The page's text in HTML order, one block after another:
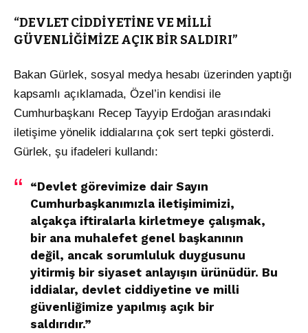
“DEVLET CİDDİYETİNE VE MİLLİ
GÜVENLİĞİMİZE AÇIK BİR SALDIRI”
Bakan Gürlek, sosyal medya hesabı üzerinden yaptığı
kapsamlı açıklamada, Özel’in kendisi ile
Cumhurbaşkanı Recep Tayyip Erdoğan arasındaki
iletişime yönelik iddialarına çok sert tepki gösterdi.
Gürlek, şu ifadeleri kullandı:
“Devlet görevimize dair Sayın
Cumhurbaşkanımızla iletişimimizi,
alçakça iftiralarla kirletmeye çalışmak,
bir ana muhalefet genel başkanının
değil, ancak sorumluluk duygusunu
yitirmiş bir siyaset anlayışın ürünüdür. Bu
iddialar, devlet ciddiyetine ve milli
güvenliğimize yapılmış açık bir
saldırıdır.”